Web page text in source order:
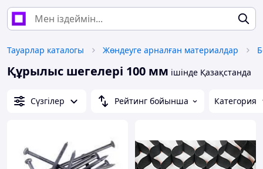
Тауарлар каталогы Жөндеуге арналған материалдар
Құрылыс шегелері 100 мм ішінде Қазақстанда
Сүзгілер Рейтинг бойынша Категория